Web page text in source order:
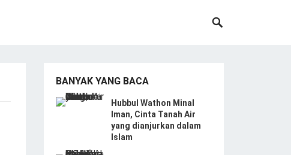
BANYAK YANG BACA
Hubbul Wathon Minal
Iman, Cinta Tanah Air
yang dianjurkan dalam
Islam